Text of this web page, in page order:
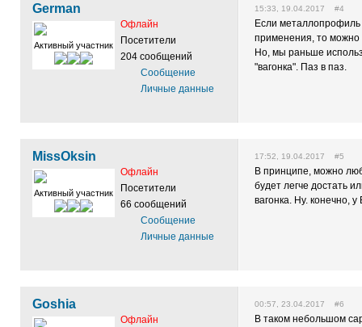
German
Активный участник
Офлайн
Посетители
204 сообщений
Сообщение
Личные данные
15:33, 19.04.2017 #4
Если металлопрофиль
применения, то можно
Но, мы раньше
"вагонка". Паз в паз.
MissOksin
Активный участник
Офлайн
Посетители
66 сообщений
Сообщение
Личные данные
17:52, 19.04.2017 #5
В принципе, можно
будет легче достать
вагонка. Ну. конечно,
Goshia
Офлайн
00:57, 23.04.2017 #6
В таком небольшом